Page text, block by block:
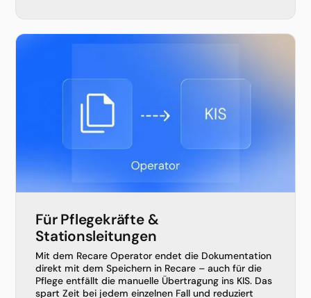
Für Pflegekräfte &
Stationsleitungen
Mit dem Recare Operator endet die Dokumentation
direkt mit dem Speichern in Recare – auch für die
Pflege entfällt die manuelle Übertragung ins KIS. Das
spart Zeit bei jedem einzelnen Fall und reduziert